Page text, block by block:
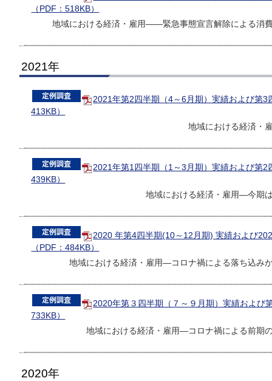
（PDF：518KB）
地域における経済・雇用――緊急事態宣言解除による消
2021年
2021年第2四半期（4～6月期）実績および第
413KB）
地域における経済・
2021年第1四半期（1～3月期）実績および第2
439KB）
地域における経済・雇用―今期
2020 年第4四半期(10～12月期) 実績および
（PDF：484KB）
地域における経済・雇用―コロナ禍による落ち込み
2020年第３四半期（７～９月期）実績および
733KB）
地域における経済・雇用―コロナ禍による前期
2020年